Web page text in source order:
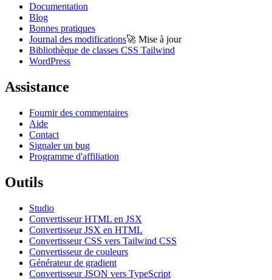
Documentation
Blog
Bonnes pratiques
Journal des modifications🚀 Mise à jour
Bibliothèque de classes CSS Tailwind
WordPress
Assistance
Fournir des commentaires
Aide
Contact
Signaler un bug
Programme d'affiliation
Outils
Studio
Convertisseur HTML en JSX
Convertisseur JSX en HTML
Convertisseur CSS vers Tailwind CSS
Convertisseur de couleurs
Générateur de gradient
Convertisseur JSON vers TypeScript